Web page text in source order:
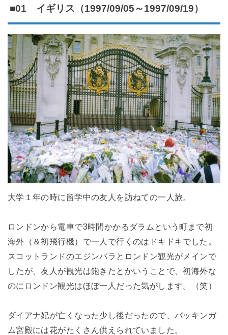
■01 イギリス（1997/09/05～1997/09/19）
大学１年の時に留学中の友人を訪ねての一人旅。
ロンドンから電車で3時間かかるダラムという町まで初
海外（＆初飛行機）で一人で行くのはドキドキでした。
スコットランドのエジンバラとロンドン観光がメインで
したが、友人が観光は飽きたとかいうことで、初海外な
のにロンドン観光はほぼ一人だった気がします。（笑）
ダイアナ妃が亡くなった少し後だったので、バッキンガ
ム宮殿には花がたくさん供えられていました。